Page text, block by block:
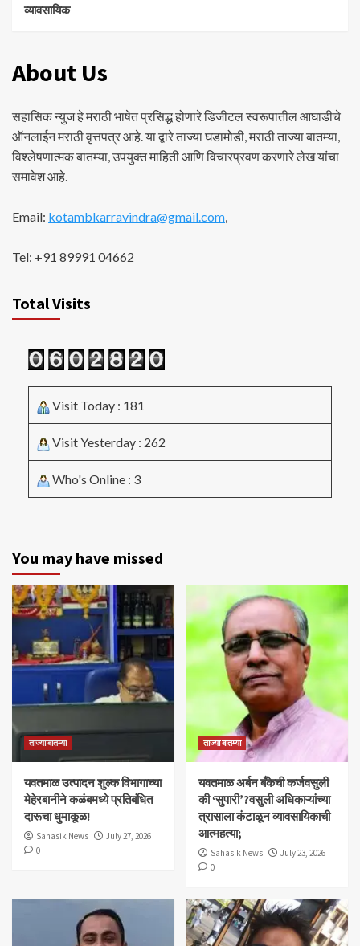
व्यावसायिक
About Us
सहासिक न्युज हे मराठी भाषेत प्रसिद्ध होणारे डिजीटल स्वरूपातील आघाडीचे
ऑनलाईन मराठी वृत्तपत्र आहे. या द्वारे ताज्या घडामोडी, मराठी ताज्या बातम्या,
विश्लेषणात्मक बातम्या, उपयुक्त माहिती आणि विचारप्रवण करणारे लेख यांचा
समावेश आहे.
Email: kotambkarravindra@gmail.com,
Tel: +91 89991 04662
Total Visits
Visit Today : 181
Visit Yesterday : 262
Who's Online : 3
You may have missed
ताज्या बातम्या
यवतमाळ उत्पादन शुल्क विभागाच्या
मेहेरबानीने कळंबमध्ये प्रतिबंधित
दारूचा धुमाकूळ!
Sahasik News
July 27, 2026
0
ताज्या बातम्या
​यवतमाळ अर्बन बँकेची कर्जवसुली
की ‘सुपारी’?वसुली अधिकाऱ्यांच्या
त्रासाला कंटाळून व्यावसायिकाची
आत्महत्या;
Sahasik News
July 23, 2026
0